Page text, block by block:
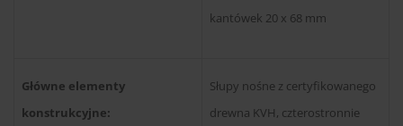
kantówek 20 x 68 mm
Główne elementy
konstrukcyjne:
Słupy nośne z certyfikowanego
drewna KVH, czterostronnie